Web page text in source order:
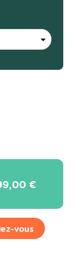
€
vous